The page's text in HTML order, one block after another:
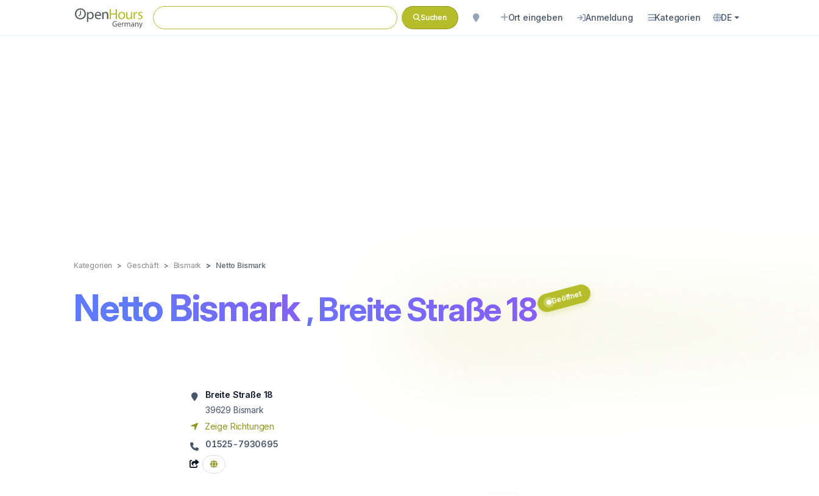
Suchen Ort eingeben Anmeldung Kategorien DE
Kategorien Geschäft Bismark Netto Bismark
Netto Bismark , Breite Straße 18 Geöffnet
Breite Straße 18
39629 Bismark
Zeige Richtungen
01525-7930695